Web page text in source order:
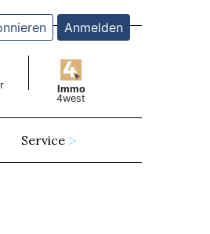
Anmelden
Immo
4west
Service